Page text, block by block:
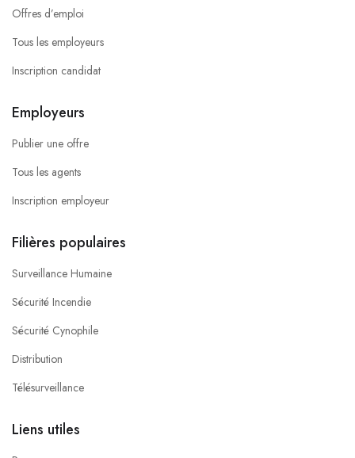
Offres d’emploi
Tous les employeurs
Inscription candidat
Employeurs
Publier une offre
Tous les agents
Inscription employeur
Filières populaires
Surveillance Humaine
Sécurité Incendie
Sécurité Cynophile
Distribution
Télésurveillance
Liens utiles